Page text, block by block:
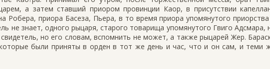
а затем ставший приором провинции Каор, в присутствии
Робера, приора Басеза, Пьера, в то время приора упомянутого
не знает, одного рыцаря, старого товарища упомянутого Гвиго Адсмара,
но его словам, вспомнить не может, а также рыцарей Жер.
были приняты в орден в тот же день и час, что и он сам, и теми